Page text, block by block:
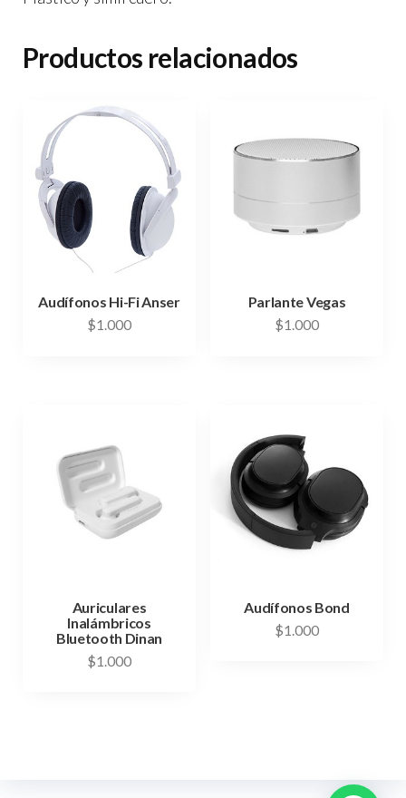
Productos relacionados
Audífonos Hi-Fi Anser
$1.000
Parlante Vegas
$1.000
Auriculares
Inalámbricos
Bluetooth Dinan
$1.000
Audífonos Bond
$1.000